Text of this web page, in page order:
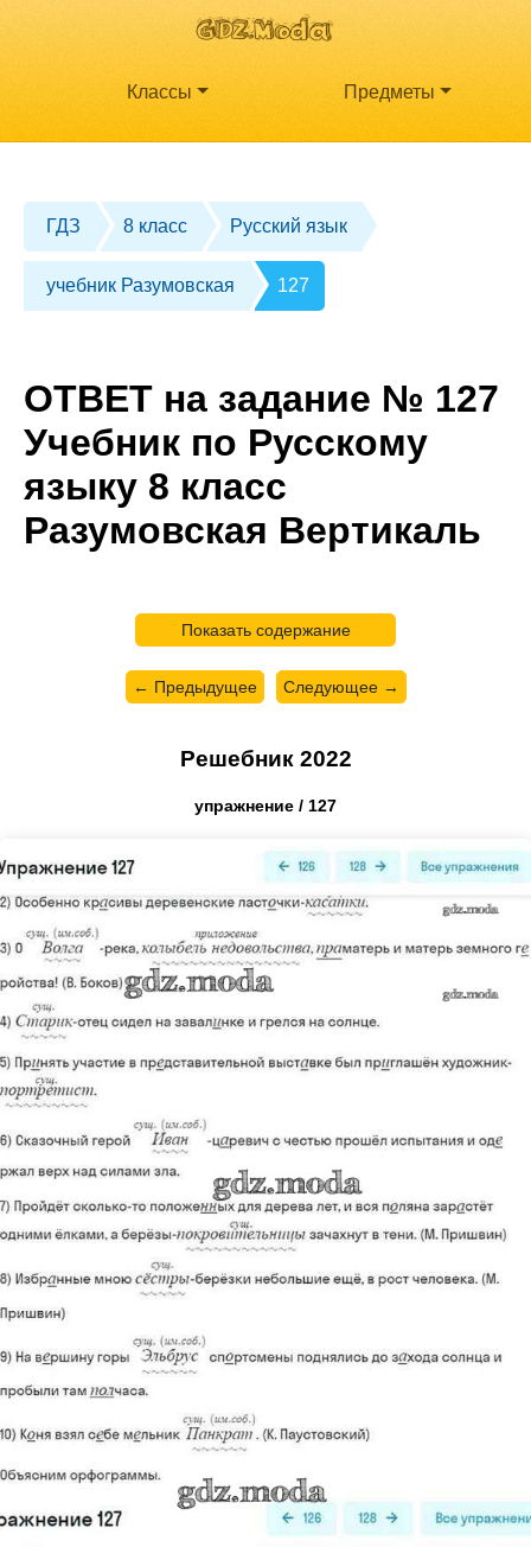
Классы Предметы
ГДЗ 8 класс Русский язык
учебник Разумовская 127
ОТВЕТ на задание № 127
Учебник по Русскому
языку 8 класс
Разумовская Вертикаль
Показать содержание
← Предыдущее Следующее →
Решебник 2022
упражнение / 127